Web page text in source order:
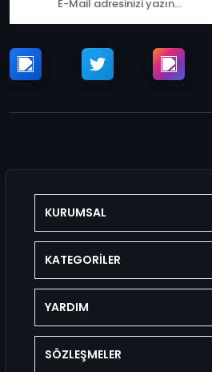
KURUMSAL
KATEGORİLER
YARDIM
SÖZLEŞMELER